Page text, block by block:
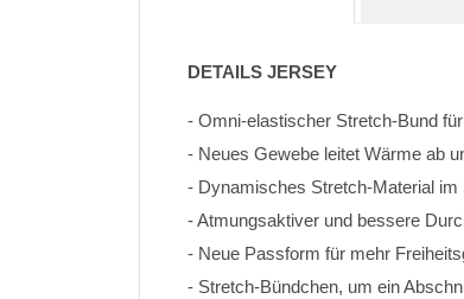
DETAILS JERSEY
- Omni-elastischer Stretch-Bund
- Neues Gewebe leitet Wärme ab
- Dynamisches Stretch-Material im
- Atmungsaktiver und bessere
- Neue Passform für mehr
- Stretch-Bündchen, um ein